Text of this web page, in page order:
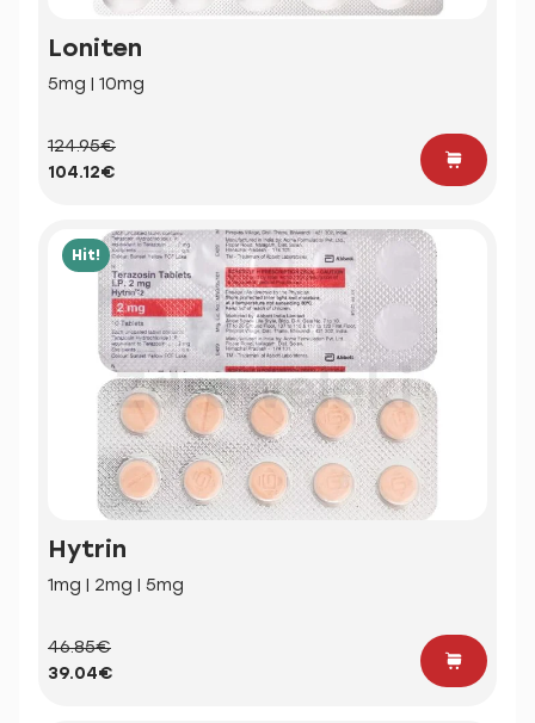
Loniten
5mg | 10mg
124.95€
104.12€
Hit!
Hytrin
1mg | 2mg | 5mg
46.85€
39.04€